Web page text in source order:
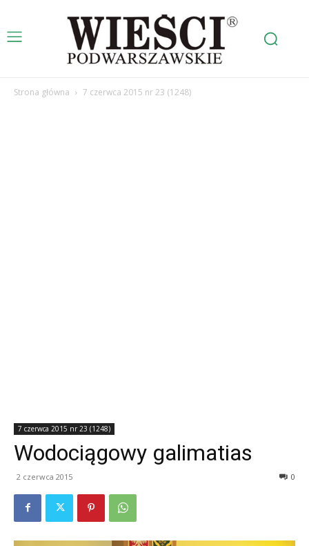
Strona główna 7 czerwca 2015 nr 23 (1248)
7 czerwca 2015 nr 23 (1248)
Wodociągowy galimatias
2 czerwca 2015 0